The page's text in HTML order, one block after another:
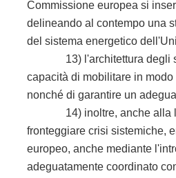
Commissione europea si
delineando al contempo una
del sistema energetico
13) l'architettura degli
capacità di mobilitare in
nonché di garantire un
14) inoltre, anche alla luce
fronteggiare crisi sistemiche,
europeo, anche mediante
adeguatamente coordinato